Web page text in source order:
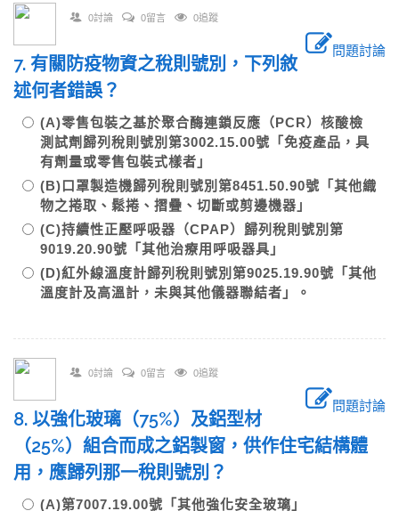
0討論 0留言 0追蹤
問題討論
7. 有關防疫物資之稅則號別，下列敘
述何者錯誤？
(A)零售包裝之基於聚合酶連鎖反應（PCR）核酸檢
測試劑歸列稅則號別第3002.15.00號「免疫產品，具
有劑量或零售包裝式樣者」
(B)口罩製造機歸列稅則號別第8451.50.90號「其他織
物之捲取、鬆捲、摺疊、切斷或剪邊機器」
(C)持續性正壓呼吸器（CPAP）歸列稅則號別第
9019.20.90號「其他治療用呼吸器具」
(D)紅外線溫度計歸列稅則號別第9025.19.90號「其他
溫度計及高溫計，未與其他儀器聯結者」。
0討論 0留言 0追蹤
問題討論
8. 以強化玻璃（75%）及鋁型材
（25%）組合而成之鋁製窗，供作住宅結構體
用，應歸列那一稅則號別？
(A)第7007.19.00號「其他強化安全玻璃」